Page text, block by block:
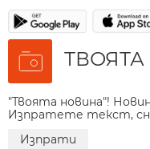
"Твоята новина"!
Изпратете текст,
Изпрати